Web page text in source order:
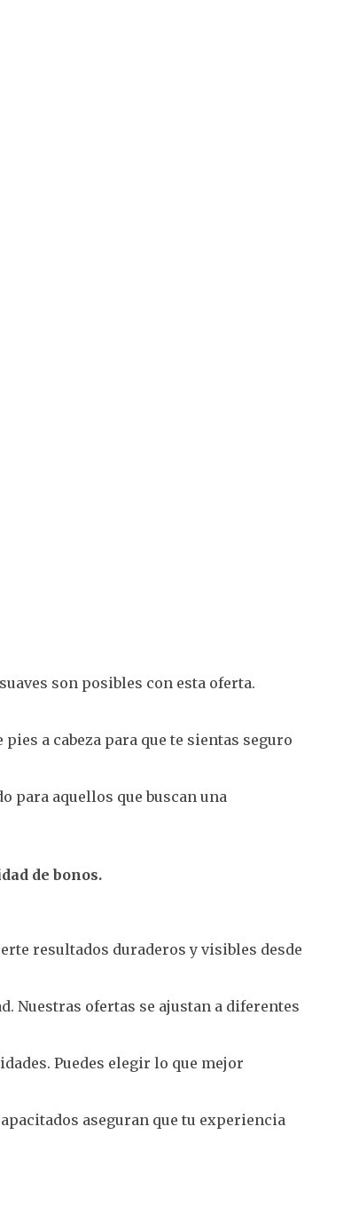
son posibles con esta oferta.
a cabeza para que te sientas seguro
para aquellos que buscan una
de bonos.
resultados duraderos y visibles desde
Nuestras ofertas se ajustan a diferentes
Puedes elegir lo que mejor
aseguran que tu experiencia